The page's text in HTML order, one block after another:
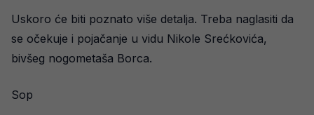
Uskoro će biti poznato više detalja. Treba naglasiti da
se očekuje i pojačanje u vidu Nikole Srećkovića,
bivšeg nogometaša Borca.
Sop